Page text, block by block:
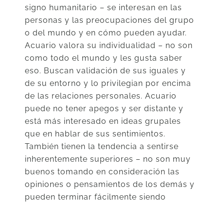
signo humanitario – se interesan en las
personas y las preocupaciones del grupo
o del mundo y en cómo pueden ayudar.
Acuario valora su individualidad – no son
como todo el mundo y les gusta saber
eso. Buscan validación de sus iguales y
de su entorno y lo privilegian por encima
de las relaciones personales. Acuario
puede no tener apegos y ser distante y
está más interesado en ideas grupales
que en hablar de sus sentimientos.
También tienen la tendencia a sentirse
inherentemente superiores – no son muy
buenos tomando en consideración las
opiniones o pensamientos de los demás y
pueden terminar fácilmente siendo